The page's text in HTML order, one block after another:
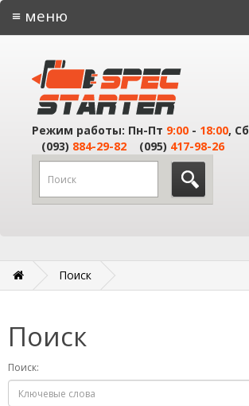
≡ меню
Режим работы: Пн-Пт 9:00 - 18:00, Сб
(093) 884-29-82 (095) 417-98-26
Поиск
Поиск
Поиск: